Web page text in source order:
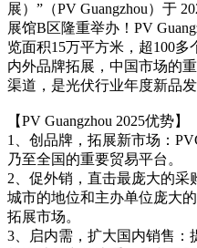
展）”（PV Guangzhou）于
展馆B区隆重举办！PV
览面积15万平方米，超100
内外品牌拓展，中国市场的
渠道，是光伏行业年度新品
【PV Guangzhou 2025优势】
1、创品牌，拓展新市场：
乃至全国的重要贸易平台。
2、促外销，直击最庞大的采
城市的地位和主办单位庞大
拓展市场。
3、启内需，扩大国内销售：